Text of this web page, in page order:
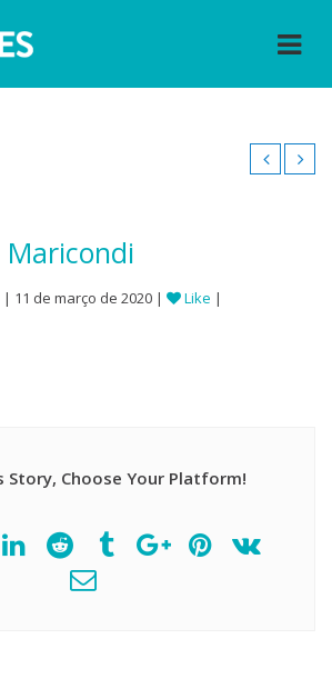
| 11 de março de 2020 | Like |
Story, Choose Your Platform!